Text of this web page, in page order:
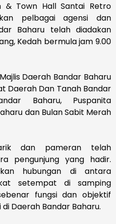
& Town Hall Santai Retro
pelbagai agensi dan
Baharu telah diadakan
Kedah bermula jam 9.00
Daerah Bandar Baharu
Daerah Dan Tanah Bandar
Baharu, Puspanita
dan Bulan Sabit Merah
dan pameran telah
pengunjung yang hadir.
hubungan di antara
setempat di samping
fungsi dan objektif
Daerah Bandar Baharu.